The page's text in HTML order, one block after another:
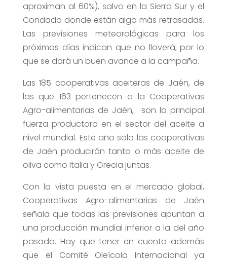
aproximan al 60%), salvo en la Sierra Sur y el
Condado donde están algo más retrasadas.
Las previsiones meteorológicas para los
próximos días indican que no lloverá, por lo
que se dará un buen avance a la campaña.
Las 185 cooperativas aceiteras de Jaén, de
las que 163 pertenecen a la Cooperativas
Agro-alimentarias de Jaén, son la principal
fuerza productora en el sector del aceite a
nivel mundial. Este año solo las cooperativas
de Jaén producirán tanto o más aceite de
oliva como Italia y Grecia juntas.
Con la vista puesta en el mercado global,
Cooperativas Agro-alimentarias de Jaén
señala que todas las previsiones apuntan a
una producción mundial inferior a la del año
pasado. Hay que tener en cuenta además
que el Comité Oleícola Internacional ya